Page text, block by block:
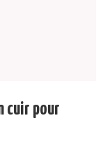
cuir pour